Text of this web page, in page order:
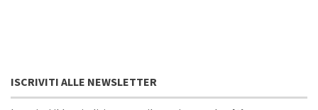
ISCRIVITI ALLE NEWSLETTER